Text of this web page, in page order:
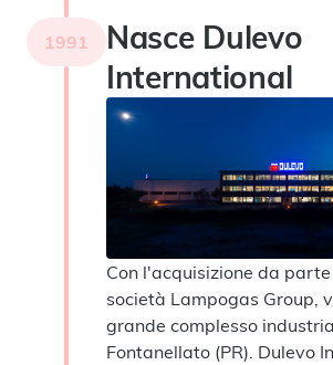
1991
Nasce Dulevo
International
Con l'acquisizione da
società Lampogas Group,
grande complesso
Fontanellato (PR). Dulevo